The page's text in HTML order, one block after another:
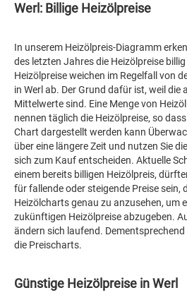
Werl: Billige Heizölpreise
In unserem Heizölpreis-Diagramm
des letzten Jahres die Heizölpreise
Heizölpreise weichen im Regelfall von
in Werl ab. Der Grund dafür ist, weil die
Mittelwerte sind. Eine Menge von
nennen täglich die Heizölpreise, so
Chart dargestellt werden kann
über eine längere Zeit und nutzen Sie
sich zum Kauf entscheiden. Aktuelle
einem bereits billigen Heizölpreis,
für fallende oder steigende Preise sein,
Heizölcharts genau zu anzusehen, um
zukünftigen Heizölpreise abzugeben.
ändern sich laufend.
die Preischarts.
Günstige Heizölpreise in Werl